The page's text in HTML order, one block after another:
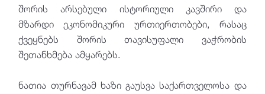
შორის არსებული ისტორიული კავშირი და
მზარდი ეკონომიკური ურთიერთობები, რასაც
ქვეყნებს შორის თავისუფალი ვაჭრობის
შეთანხმება ამყარებს.
ნათია თურნავამ ხაზი გაუსვა საქართველოსა და